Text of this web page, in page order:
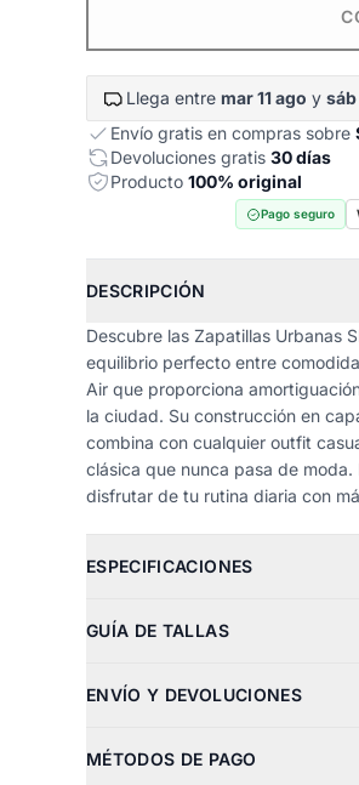
Llega entre mar 11 ago y sáb
Envío gratis en compras sobre
Devoluciones gratis 30 días
Producto 100% original
Pago seguro
DESCRIPCIÓN
Descubre las Zapatillas Urbanas
equilibrio perfecto entre
Air que proporciona
la ciudad. Su construcción en
combina con cualquier outfit
clásica que nunca pasa de
disfrutar de tu rutina diaria con
ESPECIFICACIONES
GUÍA DE TALLAS
ENVÍO Y DEVOLUCIONES
MÉTODOS DE PAGO